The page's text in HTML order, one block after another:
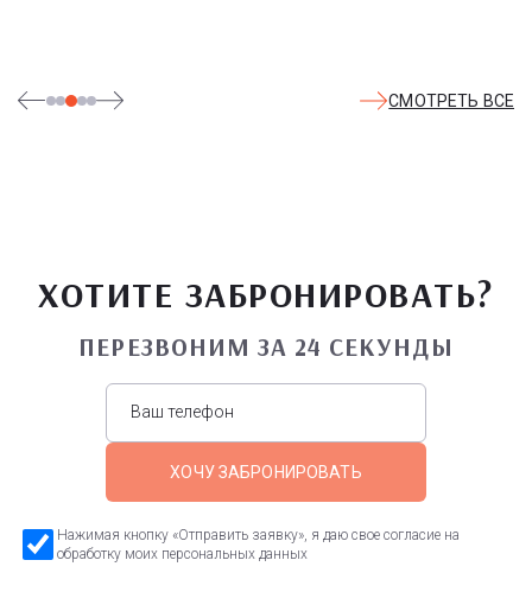
СМОТРЕТЬ ВСЕ
ХОТИТЕ ЗАБРОНИРОВАТЬ?
ПЕРЕЗВОНИМ ЗА 24 СЕКУНДЫ
ХОЧУ ЗАБРОНИРОВАТЬ
Нажимая кнопку «Отправить заявку», я даю свое согласие на
обработку моих персональных данных